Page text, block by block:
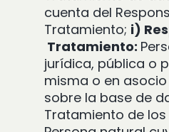
cuenta del
Tratamiento; i)
Tratamiento:
jurídica, pública o
misma o en
sobre la base de
Tratamiento de